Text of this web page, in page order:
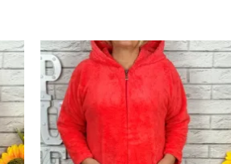
Adauga
la
favorite